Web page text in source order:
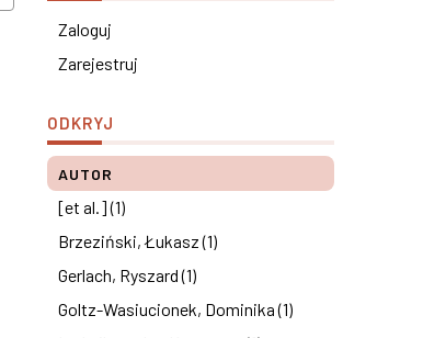
Zaloguj
Zarejestruj
ODKRYJ
AUTOR
[et al.] (1)
Brzeziński, Łukasz (1)
Gerlach, Ryszard (1)
Goltz-Wasiucionek, Dominika (1)